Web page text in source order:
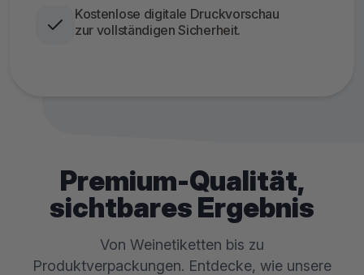
Kostenlose digitale Druckvorschau
zur vollständigen Sicherheit.
Premium-Qualität,
sichtbares Ergebnis
Von Weinetiketten bis zu
Produktverpackungen. Entdecke, wie unsere